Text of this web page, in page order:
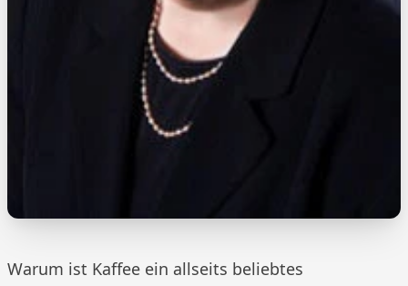
Warum ist Kaffee ein allseits beliebtes